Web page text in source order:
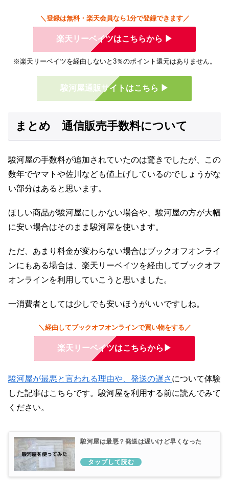
＼登録は無料・楽天会員なら1分で登録できます／
楽天リーベイツはこちらから ▶
※楽天リーベイツを経由しないと3％のポイント還元はありません。
駿河屋通販サイトはこちら ▶
まとめ 通信販売手数料について
駿河屋の手数料が追加されていたのは驚きでしたが、この
数年でヤマトや佐川なども値上げしているのでしょうがな
い部分はあると思います。
ほしい商品が駿河屋にしかない場合や、駿河屋の方が大幅
に安い場合はそのまま駿河屋を使います。
ただ、あまり料金が変わらない場合はブックオフオンライ
ンにもある場合は、楽天リーベイツを経由してブックオフ
オンラインを利用していこうと思いました。
一消費者としては少しでも安いほうがいいですしね。
＼経由してブックオフオンラインで買い物をする／
楽天リーベイツはこちらから ▶
駿河屋が最悪と言われる理由や、発送の遅さ について体験
した記事はこちらです。駿河屋を利用する前に読んでみて
ください。
駿河屋は最悪？発送は遅いけど早くなった